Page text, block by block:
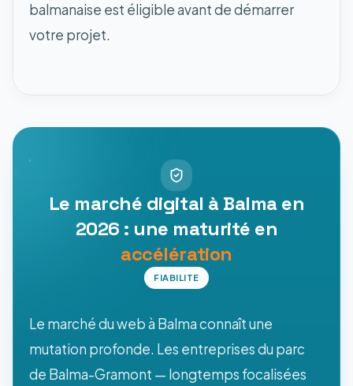
balmanaise est éligible avant de démarrer
votre projet.
Le marché digital à Balma en
2026 : une maturité en
accélération
FIABILITE
Le marché du web à Balma connaît une
mutation profonde. Les entreprises du parc
de Balma-Gramont — longtemps focalisées